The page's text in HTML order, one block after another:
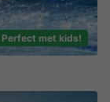
Perfect met kids!